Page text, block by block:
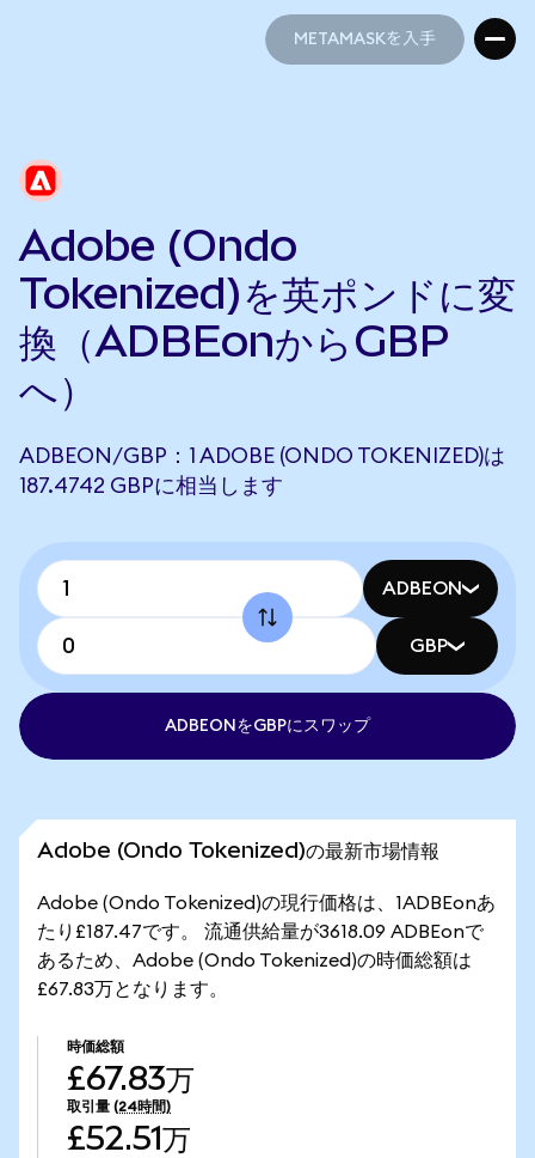
METAMASKを入手
Adobe (Ondo
Tokenized)を英ポンドに変
換（ADBEonからGBP
へ）
ADBEON/GBP：1 ADOBE (ONDO TOKENIZED)は
187.4742 GBPに相当します
ADBEON
GBP
ADBEONをGBPにスワップ
Adobe (Ondo Tokenized)の最新市場情報
Adobe (Ondo Tokenized)の現行価格は、1ADBEonあ
たり£187.47です。 流通供給量が3618.09 ADBEonで
あるため、Adobe (Ondo Tokenized)の時価総額は
£67.83万となります。
時価総額
£67.83万
取引量 (24時間)
£52.51万